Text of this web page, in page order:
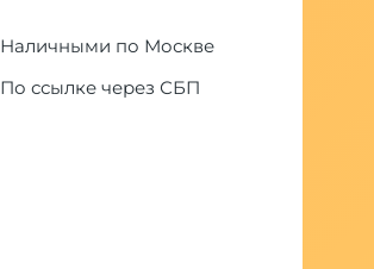
Наличными по Москве
По ссылке через СБП